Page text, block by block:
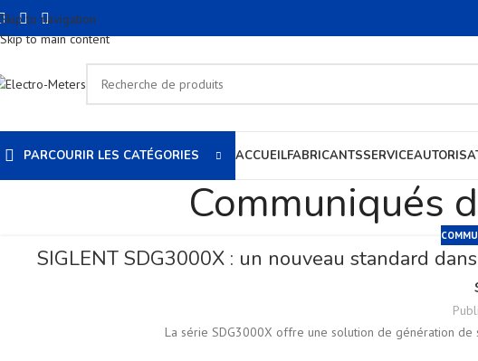
Skip to navigation
Skip to main content
PARCOURIR LES CATÉGORIES ACCUEILFABRICANTSSERVICE
Communiqués
SIGLENT SDG3000X : un nouveau standard
La série SDG3000X offre une solution de génération